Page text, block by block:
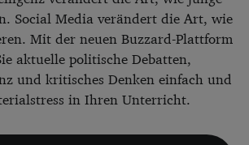
Social Media verändert die Art, wie
Mit der neuen Buzzard-Plattform
aktuelle politische Debatten,
und kritisches Denken einfach und
in Ihren Unterricht.